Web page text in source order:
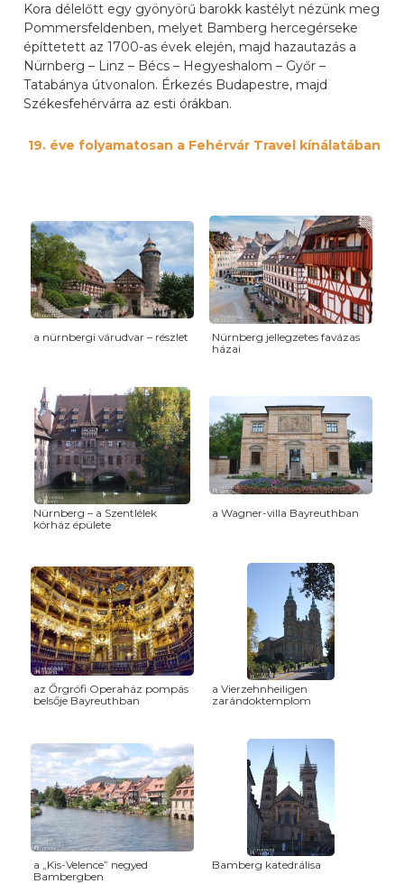
Kora délelőtt egy gyönyörű barokk kastélyt nézünk meg
Pommersfeldenben, melyet Bamberg hercegérseke
építtetett az 1700-as évek elején, majd hazautazás a
Nürnberg – Linz – Bécs – Hegyeshalom – Győr –
Tatabánya útvonalon. Érkezés Budapestre, majd
Székesfehérvárra az esti órákban.
19. éve folyamatosan a Fehérvár Travel kínálatában
a nürnbergi várudvar – részlet
Nürnberg jellegzetes favázas
házai
Nürnberg – a Szentlélek
kórház épülete
a Wagner-villa Bayreuthban
az Őrgrófi Operaház pompás
belsője Bayreuthban
a Vierzehnheiligen
zarándoktemplom
a „Kis-Velence” negyed
Bambergben
Bamberg katedrálisa